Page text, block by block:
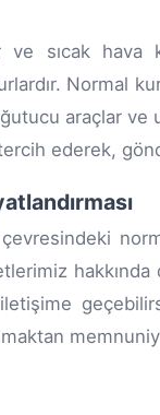
sıcak hava
Normal
araçlar ve
ederek,